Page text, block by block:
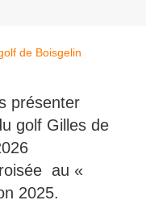
présenter
golf Gilles de
au «
2025.